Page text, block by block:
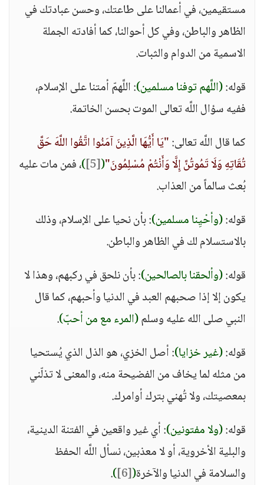
مستقيمين، في أعمالنا على طاعتك، وحسن عبادتك في
الظاهر والباطن، وفي كل أحوالنا، كما أفادته الجملة
الاسمية من الدوام والثبات.
قوله:(اللَّهم توفنا مسلمين): اللَّهمّ أمتنا على الإسلام،
ففيه سؤال اللَّه تعالى الموت بحسن الخاتمة.
كما قال اللَّه تعالى:"يَا أَيُّهَا الَّذِينَ آمَنُوا اتَّقُوا اللَّهَ حَقَّ
تُقَاتِهِ وَلَا تَمُوتُنَّ إِلَّا وَأَنْتُمْ مُسْلِمُونَ"(
[5]
)، فمن مات عليه
بُعث سالماً من العذاب.
قوله:(وأحْيِنا مسلمين): بأن نحيا على الإسلام، وذلك
بالاستسلام لك في الظاهر والباطن.
قوله:(وألحقنا بالصالحين): بأن نلحق في ركبهم، وهذا لا
يكون إلا إذا صحبهم العبد في الدنيا وأحبهم، كما قال
النبي صلى الله عليه وسلم(المرء مع من أحبّ).
قوله:(غير خزايا): أصل الخزي، هو الذل الذي يُستحيا
من مثله لما يخاف من الفضيحة منه، والمعنى لا تذلّني
بمعصيتك، ولا تُهني بترك أوامرك.
قوله:(ولا مفتونين): أي غير واقعين في الفتنة الدينية،
والبلية الأخروية، أو لا معذبين، نسأل اللَّه الحفظ
والسلامة في الدنيا والآخرة(
[6]
)
.